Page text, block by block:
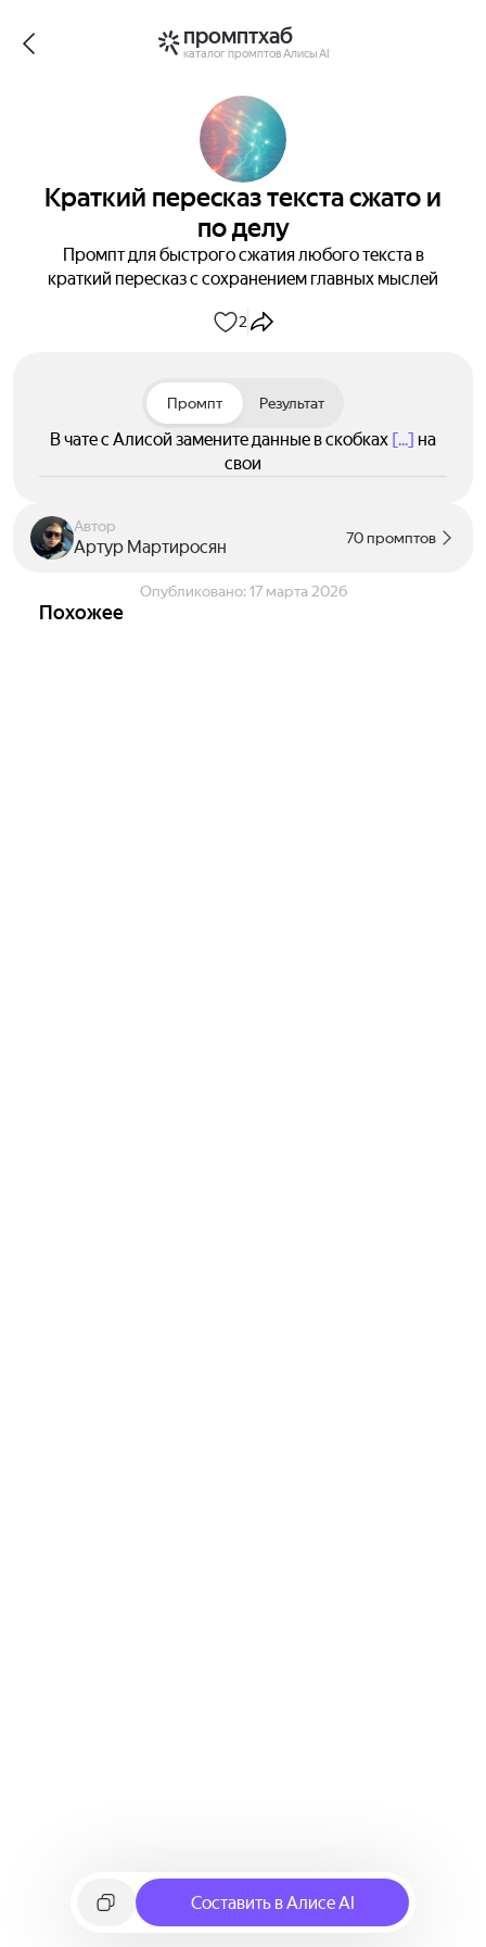
промптхаб
каталог промптов Алисы AI
Краткий пересказ текста сжато и
по делу
Промпт для быстрого сжатия любого текста в
краткий пересказ с сохранением главных мыслей
2
Промпт Результат
В чате с Алисой замените данные в скобках [...] на
свои
Автор
Артур Мартиросян 70 промптов
Опубликовано: 17 марта 2026
Похожее
Составить в Алисе AI